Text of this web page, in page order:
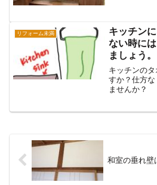
リフォーム未満
キッチン
ない時に
ましょう。
キッチンの
すか？仕方
ませんか？
和室の垂れ壁